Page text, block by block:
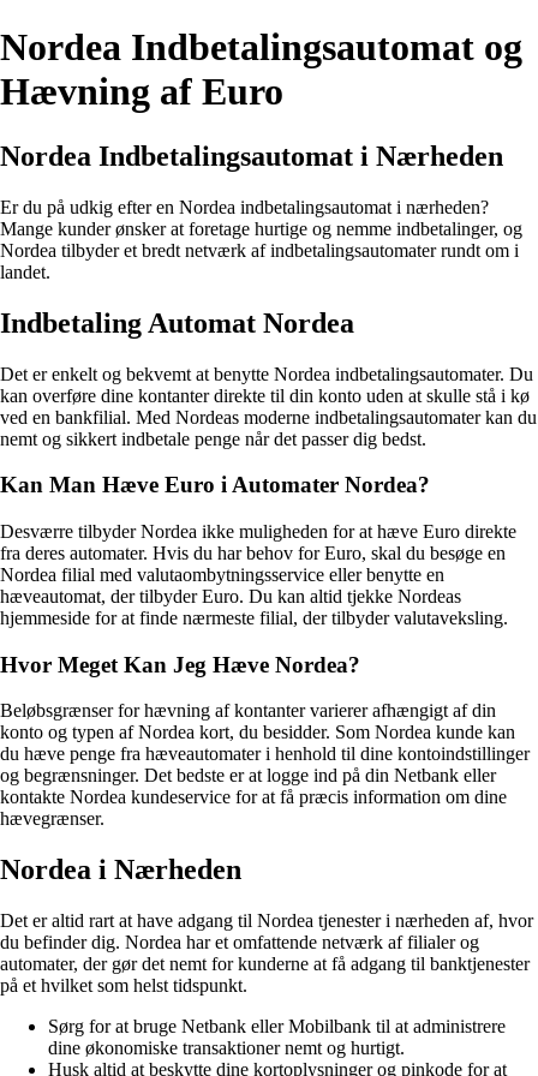
Nordea Indbetalingsautomat og
Hævning af Euro
Nordea Indbetalingsautomat i Nærheden
Er du på udkig efter en Nordea indbetalingsautomat i nærheden?
Mange kunder ønsker at foretage hurtige og nemme indbetalinger, og
Nordea tilbyder et bredt netværk af indbetalingsautomater rundt om i
landet.
Indbetaling Automat Nordea
Det er enkelt og bekvemt at benytte Nordea indbetalingsautomater. Du
kan overføre dine kontanter direkte til din konto uden at skulle stå i kø
ved en bankfilial. Med Nordeas moderne indbetalingsautomater kan du
nemt og sikkert indbetale penge når det passer dig bedst.
Kan Man Hæve Euro i Automater Nordea?
Desværre tilbyder Nordea ikke muligheden for at hæve Euro direkte
fra deres automater. Hvis du har behov for Euro, skal du besøge en
Nordea filial med valutaombytningsservice eller benytte en
hæveautomat, der tilbyder Euro. Du kan altid tjekke Nordeas
hjemmeside for at finde nærmeste filial, der tilbyder valutaveksling.
Hvor Meget Kan Jeg Hæve Nordea?
Beløbsgrænser for hævning af kontanter varierer afhængigt af din
konto og typen af Nordea kort, du besidder. Som Nordea kunde kan
du hæve penge fra hæveautomater i henhold til dine kontoindstillinger
og begrænsninger. Det bedste er at logge ind på din Netbank eller
kontakte Nordea kundeservice for at få præcis information om dine
hævegrænser.
Nordea i Nærheden
Det er altid rart at have adgang til Nordea tjenester i nærheden af, hvor
du befinder dig. Nordea har et omfattende netværk af filialer og
automater, der gør det nemt for kunderne at få adgang til banktjenester
på et hvilket som helst tidspunkt.
Sørg for at bruge Netbank eller Mobilbank til at administrere
dine økonomiske transaktioner nemt og hurtigt.
Husk altid at beskytte dine kortoplysninger og pinkode for at